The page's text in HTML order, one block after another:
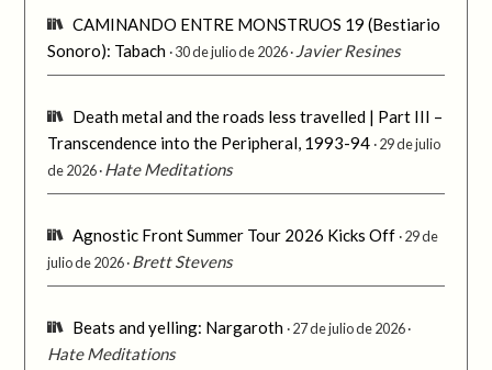
CAMINANDO ENTRE MONSTRUOS 19 (Bestiario
Sonoro): Tabach 30 de julio de 2026 Javier Resines
Death metal and the roads less travelled | Part III –
Transcendence into the Peripheral, 1993-94 29 de julio
de 2026 Hate Meditations
Agnostic Front Summer Tour 2026 Kicks Off 29 de
julio de 2026 Brett Stevens
Beats and yelling: Nargaroth 27 de julio de 2026
Hate Meditations